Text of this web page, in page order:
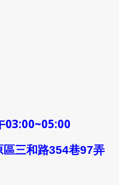
03:00~05:00
區三和路354巷97弄